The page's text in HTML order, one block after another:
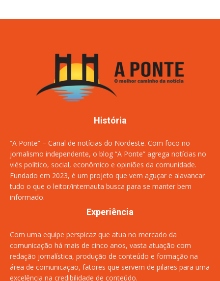
História
“A Ponte” – Canal de notícias do Nordeste. Com foco no
jornalismo independente, o blog “A Ponte” agrega notícias no
viés político, social, econômico e opiniões da comunidade.
Fundado em 2023, é um projeto que vem aguçar e alavancar
tudo o que o leitor/internauta busca para se manter bem
informado.
Experiência
Com uma equipe perspicaz que atua no mercado da
comunicação há mais de cinco anos, vasta atuação com
redação jornalística, produção de conteúdo e formação na
área de comunicação, fatores que servem de pilares para uma
excelência na credibilidade de conteúdo.